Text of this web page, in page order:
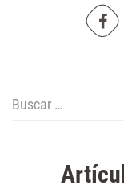
Buscar: